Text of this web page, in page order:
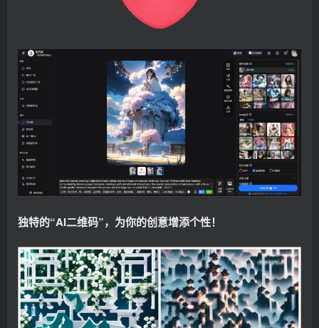
独特的“AI二维码”，为你的创意增添个性！